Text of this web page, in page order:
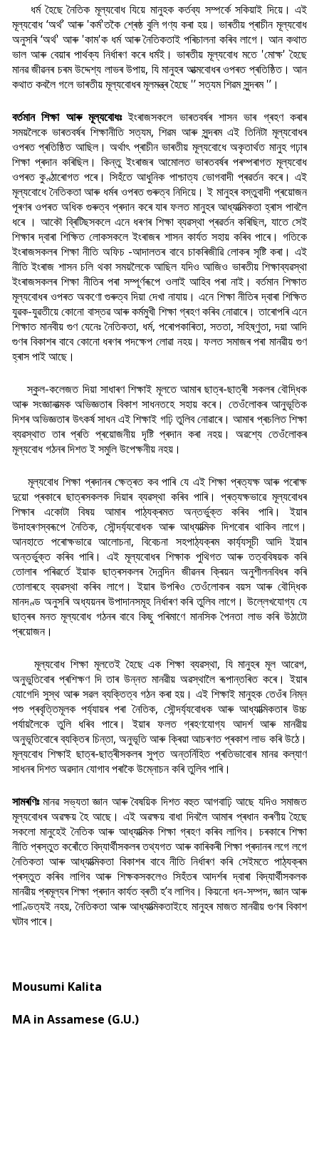
ধৰ্ম হৈছে নৈতিক মূল্যবোধ যিয়ে মানুহক কৰ্তব্য সম্পৰ্কে সকিয়াই দিয়ে। এই
মূল্যবোধ ‘অৰ্থ’ আৰু 'কৰ্ম'তকৈ শ্ৰেষ্ঠ বুলি গণ্য কৰা হয়। ভাৰতীয় প্ৰাচীন মূল্যবোধ
অনুসৰি ‘অৰ্থ' আৰু 'কাম'ক ধৰ্ম আৰু নৈতিকতাই পৰিচালনা কৰিব লাগে। আন কথাত
ভাল আৰু বেয়াৰ পাৰ্থক্য নিৰ্ধাৰণ কৰে ধৰ্মই। ভাৰতীয় মূল্যবোধ মতে 'মোক্ষ' হৈছে
মানৱ জীৱনৰ চৰম উদ্দেশ্য লাভৰ উপায়, যি মানুহৰ আত্মবোধৰ ওপৰত প্ৰতিষ্ঠিত। আন
কথাত কবলৈ গলে ভাৰতীয় মূল্যবোধৰ মূলমন্ত্ৰ হৈছে '’ সত্যম শিৱম সুন্দৰম '’।
বৰ্তমান শিক্ষা আৰু মূল্যবোধঃইংৰাজসকলে ভাৰতবৰ্ষৰ শাসন ভাৰ গ্ৰহণ কৰাৰ
সময়লৈকে ভাৰতবৰ্ষৰ শিক্ষানীতি সত্যম, শিৱম আৰু সুন্দৰম এই তিনিটা মূল্যবোধৰ
ওপৰত প্ৰতিষ্ঠিত আছিল। অৰ্থাৎ প্ৰাচীন ভাৰতীয় মূল্যবোধে অকৃতাৰ্থত মানুহ গঢ়াৰ
শিক্ষা প্ৰদান কৰিছিল। কিন্তু ইংৰাজৰ আমোলত ভাৰতবৰ্ষৰ পৰম্পৰাগত মূল্যবোধ
ওপৰত কুণ্ঠাৰোগত পৰে। সিহঁতে আধুনিক পাশ্চাত্য ভোগবাদী প্ৰৱৰ্তন কৰে। এই
মূল্যবোধে নৈতিকতা আৰু ধৰ্মৰ ওপৰত গুৰুত্ব নিদিয়ে। ই মানুহৰ বস্তুবাদী প্ৰয়োজন
পূৰণৰ ওপৰত অধিক গুৰুত্ব প্ৰদান কৰে যাৰ ফলত মানুহৰ আধ্যাত্মিকতা হ্ৰাস পাবলৈ
ধৰে । আকৌ ব্ৰিটিছসকলে এনে ধৰণৰ শিক্ষা ব্যৱস্থা প্ৰৱৰ্তন কৰিছিল, যাতে সেই
শিক্ষাৰ দ্বাৰা শিক্ষিত লোকসকলে ইংৰাজৰ শাসন কাৰ্যত সহায় কৰিব পাৰে। গতিকে
ইংৰাজসকলৰ শিক্ষা নীতি অফিচ -আদালতৰ বাবে চাকৰিজীৱি লোকৰ সৃষ্টি কৰা। এই
নীতি ইংৰাজ শাসন চলি থকা সময়লৈকে আছিল যদিও আজিও ভাৰতীয় শিক্ষাব্যৱস্থা
ইংৰাজসকলৰ শিক্ষা নীতিৰ পৰা সম্পূৰ্ণৰূপে ওলাই আহিব পৰা নাই। বৰ্তমান শিক্ষাত
মূল্যবোধৰ ওপৰত অকণো গুৰুত্ব দিয়া দেখা নাযায়। এনে শিক্ষা নীতিৰ দ্বাৰা শিক্ষিত
যুৱক-যুৱতীয়ে কোনো বাস্তৱ আৰু কৰ্মমুখী শিক্ষা গ্ৰহণ কৰিব নোৱাৰে। তাৰোপৰি এনে
শিক্ষাত মানবীয় গুণ যেনেঃ নৈতিকতা, ধৰ্ম, পৰোপকাৰিতা, সততা, সহিষ্ণুতা, দয়া আদি
গুণৰ বিকাশৰ বাবে কোনো ধৰণৰ পদক্ষেপ লোৱা নহয়। ফলত সমাজৰ পৰা মানৱীয় গুণ
হ্ৰাস পাই আছে।
স্কুল-কলেজত দিয়া সাধাৰণ শিক্ষাই মূলতে আমাৰ ছাত্ৰ-ছাত্ৰী সকলৰ বৌদ্ধিক
আৰু সংজ্ঞানাত্মক অভিজ্ঞতাৰ বিকাশ সাধনতহে সহায় কৰে। তেওঁলোকৰ আনুভূতিক
দিশৰ অভিজ্ঞতাৰ উৎকৰ্ষ সাধন এই শিক্ষাই গঢ়ি তুলিব নোৱাৰে। আমাৰ প্ৰচলিত শিক্ষা
ব্যৱস্থাত তাৰ প্ৰতি প্ৰয়োজনীয় দৃষ্টি প্ৰদান কৰা নহয়। অৱশ্যে তেওঁলোকৰ
মূল্যবোধ গঠনৰ দিশত ই সমুলি উপেক্ষনীয় নহয়।
মূল্যবোধ শিক্ষা প্ৰদানৰ ক্ষেত্ৰত কব পাৰি যে এই শিক্ষা প্ৰত্যক্ষ আৰু পৰোক্ষ
দুয়ো প্ৰকাৰে ছাত্ৰসকলক দিয়াৰ ব্যৱস্থা কৰিব পাৰি। প্ৰত্যক্ষভাৱে মূল্যবোধৰ
শিক্ষাৰ একোটা বিষয় আমাৰ পাঠ্যক্ৰমত অন্তৰ্ভুক্ত কৰিব পাৰি। ইয়াৰ
উদাহৰণস্বৰূপে নৈতিক, সৌন্দৰ্য্যবোধক আৰু আধ্যাত্মিক দিশবোৰ থাকিব লাগে।
আনহাতে পৰোক্ষভাৱে আলোচনা, বিবেচনা সহপাঠ্যক্ৰম কাৰ্য্যসূচী আদি ইয়াৰ
অন্তৰ্ভুক্ত কৰিব পাৰি। এই মূল্যবোধৰ শিক্ষাক পুথিগত আৰু তত্ববিষয়ক কৰি
তোলাৰ পৰিৱৰ্তে ইয়াক ছাত্ৰসকলৰ দৈনন্দিন জীৱনৰ ক্ৰিয়ন অনুশীলনবিধৰ কৰি
তোলাৰহে ব্যৱস্থা কৰিব লাগে। ইয়াৰ উপৰিও তেওঁলোকৰ বয়স আৰু বৌদ্ধিক
মানদণ্ড অনুসৰি অধ্যয়নৰ উপাদানসমূহ নিৰ্ধাৰণ কৰি তুলিব লাগে। উল্লেখযোগ্য যে
ছাত্ৰৰ মনত মূল্যবোধ গঠনৰ বাবে কিছু পৰিমাণে মানসিক পৈনতা লাভ কৰি উঠাটো
প্ৰয়োজন।
মূল্যবোধ শিক্ষা মূলতেই হৈছে এক শিক্ষা ব্যৱস্থা, যি মানুহৰ মূল আৱেগ,
অনুভুতিবোৰ প্ৰশিক্ষণ দি তাৰ উন্নত মানৱীয় অৱস্থালৈ ৰূপান্তৰিত কৰে। ইয়াৰ
যোগেদি সুস্থ আৰু সৱল ব্যক্তিত্ব গঠন কৰা হয়। এই শিক্ষাই মানুহক তেওঁৰ নিম্ন
পশু প্ৰবৃত্তিমূলক পৰ্য্যায়ৰ পৰা নৈতিক, সৌন্দৰ্য্যবোধক আৰু আধ্যাত্মিকতাৰ উচ্চ
পৰ্যায়লৈকে তুলি ধৰিব পাৰে। ইয়াৰ ফলত গ্ৰহণযোগ্য আদৰ্শ আৰু মানৱীয়
অনুভূতিবোৰে ব্যক্তিৰ চিন্তা, অনুভূতি আৰু ক্ৰিয়া আচৰণত প্ৰকাশ লাভ কৰি উঠে।
মূল্যবোধ শিক্ষাই ছাত্ৰ-ছাত্ৰীসকলৰ সুপ্ত অন্তৰ্নিহিত প্ৰতিভাবোৰ মানৱ কল্যাণ
সাধনৰ দিশত অৱদান যোগাব পৰাকৈ উম্নোচন কৰি তুলিব পাৰি।
সামৰণিঃমানৱ সভ্যতা জ্ঞান আৰু বৈষয়িক দিশত বহুত আগবাঢ়ি আছে যদিও সমাজত
মূল্যবোধৰ অৱক্ষয় হৈ আছে। এই অৱক্ষয় বাধা দিবলৈ আমাৰ প্ৰধান কৰণীয় হৈছে
সকলো মানুহেই নৈতিক আৰু আধ্যাত্মিক শিক্ষা গ্ৰহণ কৰিব লাগিব। চৰকাৰে শিক্ষা
নীতি প্ৰস্তুত কৰোঁতে বিদ্যাৰ্থীসকলৰ তথ্যগত আৰু কাৰিকৰী শিক্ষা প্ৰদানৰ লগে লগে
নৈতিকতা আৰু আধ্যাত্মিকতা বিকাশৰ বাবে নীতি নিৰ্ধাৰণ কৰি সেইমতে পাঠ্যক্ৰম
প্ৰস্তুত কৰিব লাগিব আৰু শিক্ষকসকলেও সিহঁতৰ আদৰ্শৰ দ্বাৰা বিদ্যাৰ্থীসকলক
মানৱীয় প্ৰমূল্যৰ শিক্ষা প্ৰদান কাৰ্যত ব্ৰতী হ’ব লাগিব। কিয়নো ধন-সম্পদ, জ্ঞান আৰু
পাণ্ডিত্যই নহয়, নৈতিকতা আৰু আধ্যাত্মিকতাইহে মানুহৰ মাজত মানৱীয় গুণৰ বিকাশ
ঘটাব পাৰে।
Mousumi Kalita
MA in Assamese (G.U.)